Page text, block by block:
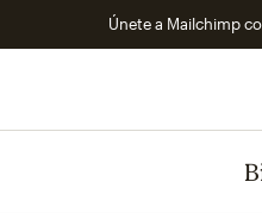
Únete a Mailchimp